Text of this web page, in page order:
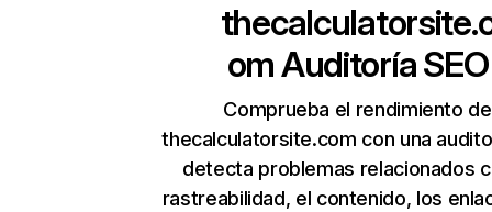
omAuditoría SEO
Comprueba el rendimiento de
thecalculatorsite.com con una
detecta problemas relacionados
rastreabilidad, el contenido, los